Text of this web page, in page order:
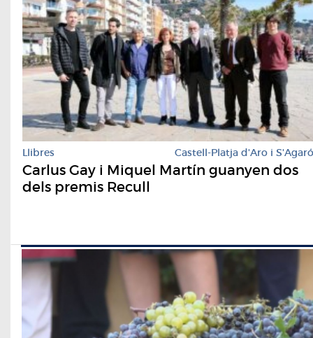
Llibres Castell-Platja d'Aro i S'Agaró
Carlus Gay i Miquel Martín guanyen dos
dels premis Recull